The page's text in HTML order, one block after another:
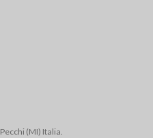
(MI) Italia.